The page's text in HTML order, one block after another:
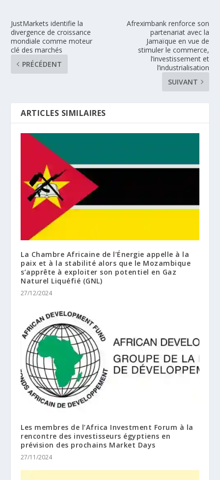
JustMarkets identifie la
divergence de croissance
mondiale comme moteur
clé des marchés
PRÉCÉDENT
Afreximbank renforce son
partenariat avec la
Jamaïque en vue de
stimuler le commerce,
l’investissement et
l’industrialisation
SUIVANT
ARTICLES SIMILAIRES
La Chambre Africaine de l’Énergie appelle à la
paix et à la stabilité alors que le Mozambique
s’apprête à exploiter son potentiel en Gaz
Naturel Liquéfié (GNL)
27/12/2024
Les membres de l’Africa Investment Forum à la
rencontre des investisseurs égyptiens en
prévision des prochains Market Days
27/11/2024